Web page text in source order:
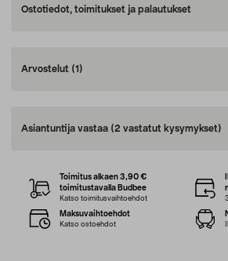
Ostotiedot, toimitukset ja palautukset
Arvostelut (1)
Asiantuntija vastaa (2 vastatut kysymykset)
Toimitus alkaen 3,90 €
toimitustavalla Budbee
Katso toimitusvaihtoehdot
Maksuvaihtoehdot
Katso ostoehdot